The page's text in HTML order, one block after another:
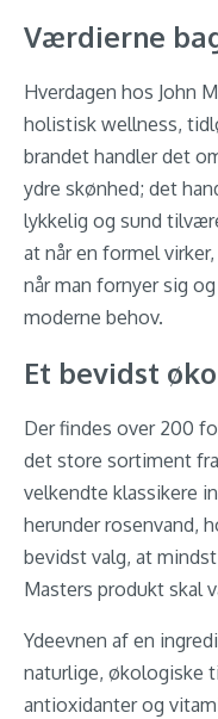
Værdierne
Hverdagen hos John
holistisk wellness,
brandet handler det
ydre skønhed; det
lykkelig og sund
at når en formel
når man fornyer sig
moderne behov.
Et bevidst
Der findes over 200
det store sortiment
velkendte klassikere
herunder rosenvand,
bevidst valg, at
Masters produkt skal
Ydeevnen af en
naturlige, økologiske
antioxidanter og